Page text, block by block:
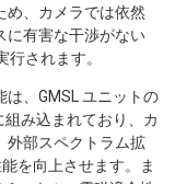
め、カメラでは依然
に有害な干渉がない
されます。
、GMSL ユニットの
み込まれており、カ
外部スペクトラム拡
を向上させます。ま